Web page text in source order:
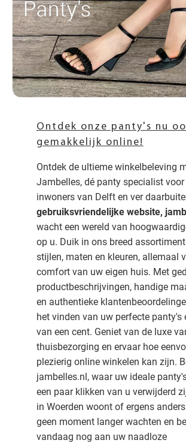
Ontdek onze panty's nu
gemakkelijk online!
Ontdek de ultieme winkelbeleving
Jambelles, dé panty specialist voor
inwoners van Delft en ver
gebruiksvriendelijke website,
wacht een wereld van
op u. Duik in ons breed
stijlen, maten en kleuren, allemaal
comfort van uw eigen huis. Met
productbeschrijvingen, handige
en authentieke
het vinden van uw perfecte panty's
van een cent. Geniet van de luxe
thuisbezorging en ervaar hoe
plezierig online winkelen kan zijn.
jambelles.nl, waar uw ideale
een paar klikken van u verwijderd
in Woerden woont of ergens
geen moment langer wachten en
vandaag nog aan uw naadloze